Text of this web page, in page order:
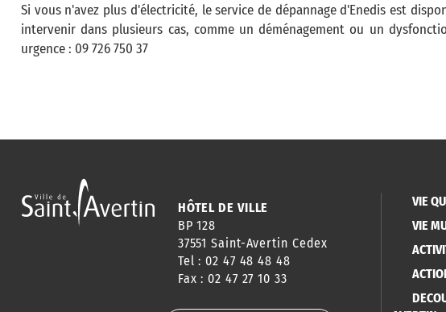
Si vous n'avez plus d'électricité, le service de dépannage d'Enedis est
intervenir dans plusieurs cas, comme un déménagement ou un
urgence : 09 726 750 37
HÔTEL DE VILLE
BP 128
37551 Saint-Avertin Cedex
Tel : 02 47 48 48 48
Fax : 02 47 27 10 33
VIE
VIE